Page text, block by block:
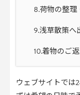
8.荷物の整理
9.浅草散策へ
10.着物のご
ウェブサイトでは